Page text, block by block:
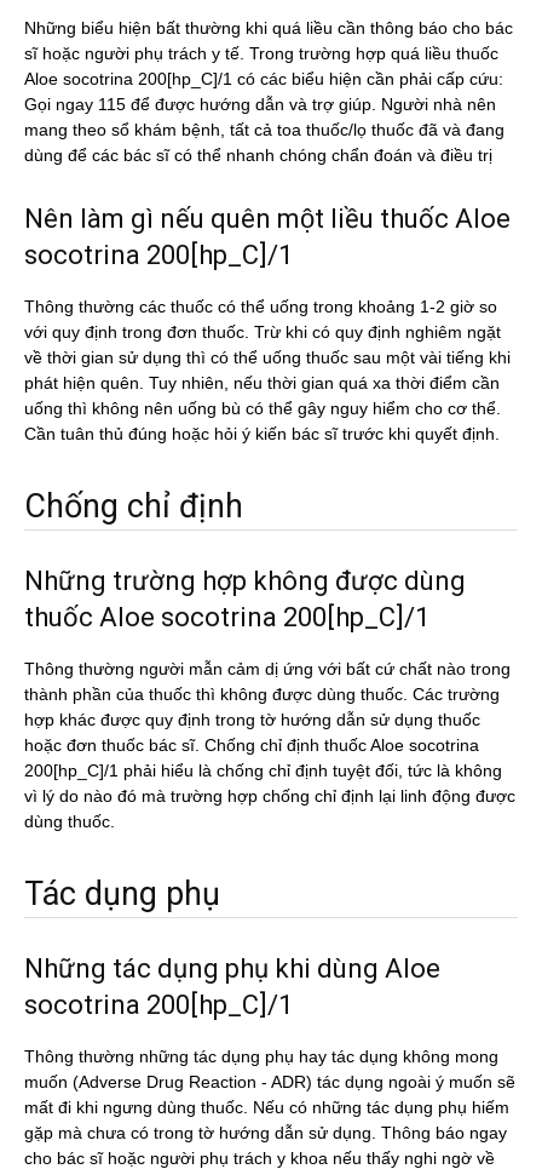
Những biểu hiện bất thường khi quá liều cần thông báo cho bác
sĩ hoặc người phụ trách y tế. Trong trường hợp quá liều thuốc
Aloe socotrina 200[hp_C]/1 có các biểu hiện cần phải cấp cứu:
Gọi ngay 115 để được hướng dẫn và trợ giúp. Người nhà nên
mang theo sổ khám bệnh, tất cả toa thuốc/lọ thuốc đã và đang
dùng để các bác sĩ có thể nhanh chóng chẩn đoán và điều trị
Nên làm gì nếu quên một liều thuốc Aloe
socotrina 200[hp_C]/1
Thông thường các thuốc có thể uống trong khoảng 1-2 giờ so
với quy định trong đơn thuốc. Trừ khi có quy định nghiêm ngặt
về thời gian sử dụng thì có thể uống thuốc sau một vài tiếng khi
phát hiện quên. Tuy nhiên, nếu thời gian quá xa thời điểm cần
uống thì không nên uống bù có thể gây nguy hiểm cho cơ thể.
Cần tuân thủ đúng hoặc hỏi ý kiến bác sĩ trước khi quyết định.
Chống chỉ định
Những trường hợp không được dùng
thuốc Aloe socotrina 200[hp_C]/1
Thông thường người mẫn cảm dị ứng với bất cứ chất nào trong
thành phần của thuốc thì không được dùng thuốc. Các trường
hợp khác được quy định trong tờ hướng dẫn sử dụng thuốc
hoặc đơn thuốc bác sĩ. Chống chỉ định thuốc Aloe socotrina
200[hp_C]/1 phải hiểu là chống chỉ định tuyệt đối, tức là không
vì lý do nào đó mà trường hợp chống chỉ định lại linh động được
dùng thuốc.
Tác dụng phụ
Những tác dụng phụ khi dùng Aloe
socotrina 200[hp_C]/1
Thông thường những tác dụng phụ hay tác dụng không mong
muốn (Adverse Drug Reaction - ADR) tác dụng ngoài ý muốn sẽ
mất đi khi ngưng dùng thuốc. Nếu có những tác dụng phụ hiếm
gặp mà chưa có trong tờ hướng dẫn sử dụng. Thông báo ngay
cho bác sĩ hoặc người phụ trách y khoa nếu thấy nghi ngờ về